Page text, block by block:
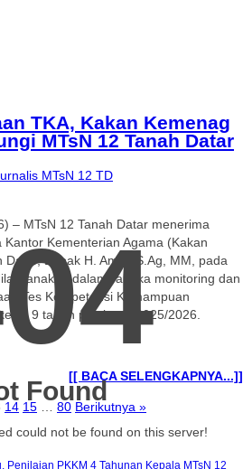
TKA, Kakan Kemenag
MTsN 12 Tanah Datar
MTsN 12 TD
– MTsN 12 Tanah Datar menerima
Kementerian Agama (Kakan
Bapak H. Amril, S.Ag, MM, pada
dalam rangka monitoring dan
Tes Kompetensi Kemampuan
9 tahun pelajaran 2025/2026.
[[ BACA SELENGKAPNYA...]]
14 15 80 Berikutnya »
Penilaian PKKM 4 Tahunan Kepala MTsN 12
Found
could not be found on this server!